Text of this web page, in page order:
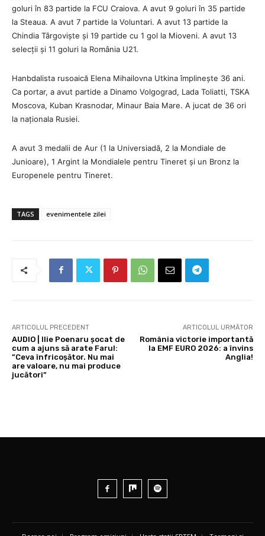
goluri în 83 partide la FCU Craiova. A avut 9 goluri în 35 partide
la Steaua. A avut 7 partide la Voluntari. A avut 13 partide la
Chindia Târgoviște și 19 partide cu 1 gol la Mioveni. A avut 13
selecții și 11 goluri la România U21.
Hanbdalista rusoaică Elena Mihailovna Utkina împlinește 36 ani.
Ca portar, a avut partide a Dinamo Volgograd, Lada Toliatti, TSKA
Moscova, Kuban Krasnodar, Minaur Baia Mare. A jucat de 36 ori
la naționala Rusiei.
A avut 3 medalii de Aur (1 la Universiadă, 2 la Mondiale de
Junioare), 1 Argint la Mondialele pentru Tineret și un Bronz la
Europenele pentru Tineret.
TAGS evenimentele zilei
ARTICOLUL PRECEDENT
AUDIO | Ilie Poenaru șocat de
cum a ajuns să arate Farul:
”Ceva înfricoșător. Nu mai
are valoare, nu mai produce
jucători”
ARTICOLUL URMĂTOR
România victorie importantă
la EMF EURO 2026: a învins
Anglia!